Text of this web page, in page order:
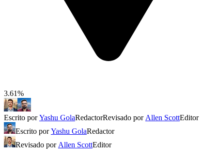
3.61%
Escrito porYashu GolaRedactorRevisado por Allen ScottEditor
Escrito porYashu GolaRedactor
Revisado por Allen ScottEditor